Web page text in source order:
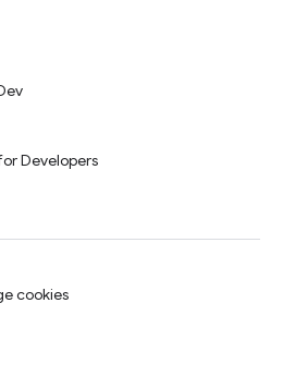
Developers
cookies